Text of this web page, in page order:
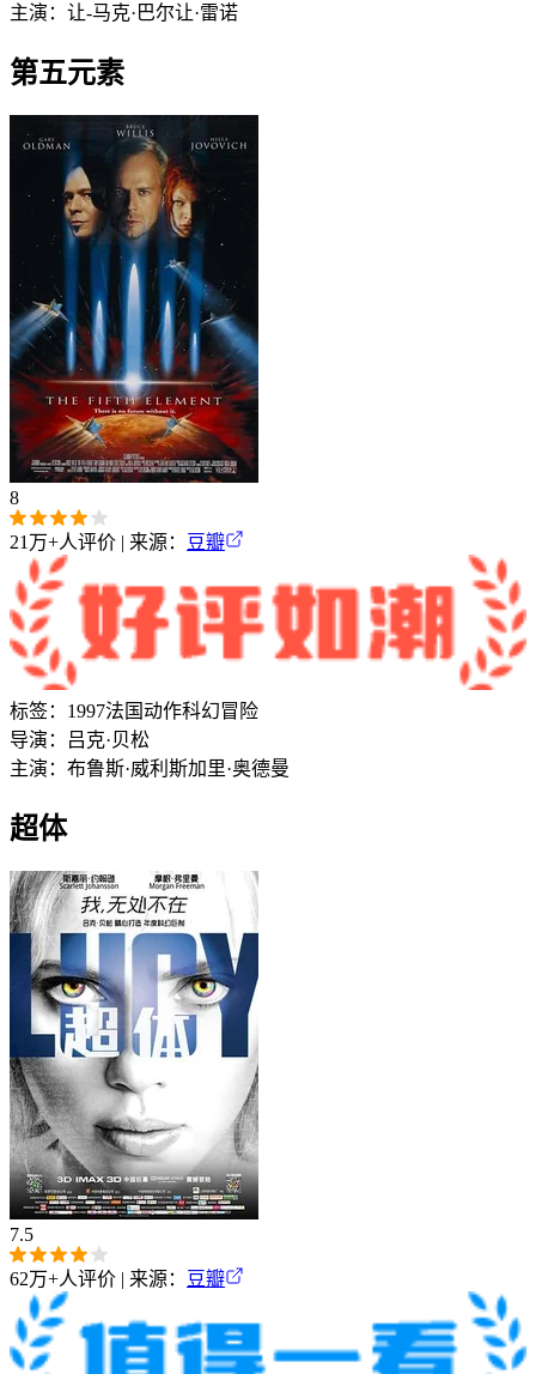
主演： 让-马克·巴尔让·雷诺
第五元素
8
21万+人评价 | 来源： 豆瓣
标签： 1997法国动作科幻冒险
导演：
吕克·贝松
主演： 布鲁斯·威利斯加里·奥德曼
超体
7.5
62万+人评价 | 来源： 豆瓣